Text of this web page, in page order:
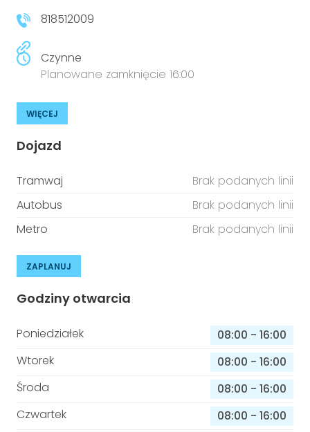
818512009
Czynne
Planowane zamknięcie 16:00
WIĘCEJ
Dojazd
Tramwaj
Brak podanych linii
Autobus
Brak podanych linii
Metro
Brak podanych linii
ZAPLANUJ
Godziny otwarcia
Poniedziałek 08:00 - 16:00
Wtorek
08:00 - 16:00
Środa
08:00 - 16:00
Czwartek
08:00 - 16:00